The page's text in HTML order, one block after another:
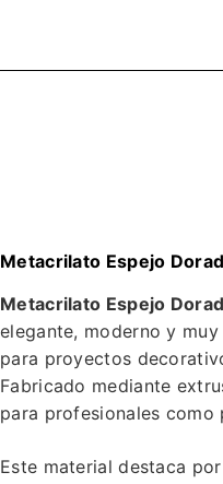
Metacrilato Espejo
Metacrilato Espejo
elegante, moderno y
para proyectos
Fabricado mediante
para profesionales como
Este material destaca